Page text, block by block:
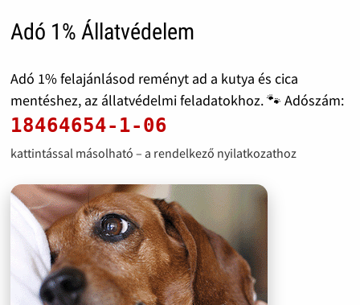
Adó 1% Állatvédelem
Adó 1% felajánlásod reményt ad a kutya és cica
mentéshez, az állatvédelmi feladatokhoz. 🐾 Adószám:
18464654-1-06
kattintással másolható – a rendelkező nyilatkozathoz